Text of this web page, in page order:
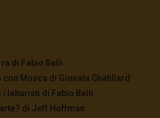
di Fabio Belli
Mosca di Gionata Chatillard
i laburisti di Fabio Belli
di Jeff Hoffman